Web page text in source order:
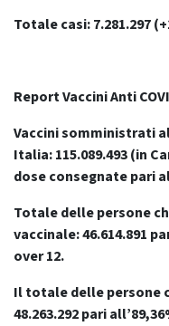
Totale casi: 7.281.297
Report Vaccini Anti
Vaccini somministrati
Italia: 115.089.493(in
dose consegnate pari
Totale delle persone
vaccinale: 46.614.891
over 12.
Il totale delle persone
48.263.292 pari